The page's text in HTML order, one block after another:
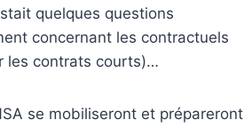
quelques questions
concernant les contractuels
les contrats courts)…
se mobiliseront et prépareront